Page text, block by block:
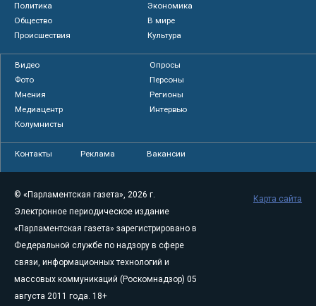
Политика
Экономика
Общество
В мире
Происшествия
Культура
Видео
Опросы
Фото
Персоны
Мнения
Регионы
Медиацентр
Интервью
Колумнисты
Контакты Реклама Вакансии
© «Парламентская газета», 2026 г.
Электронное периодическое издание
«Парламентская газета» зарегистрировано в
Федеральной службе по надзору в сфере
связи, информационных технологий и
массовых коммуникаций (Роскомнадзор) 05
августа 2011 года. 18+
Карта сайта